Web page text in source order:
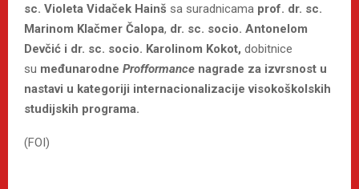
sc. Violeta Vidaček Hainš sa suradnicama prof. dr. sc.
Marinom Klačmer Čalopa, dr. sc. socio. Antonelom
Devčić i dr. sc. socio. Karolinom Kokot, dobitnice
su međunarodne Profformance nagrade za izvrsnost u
nastavi u kategoriji internacionalizacije visokoškolskih
studijskih programa.
(FOI)